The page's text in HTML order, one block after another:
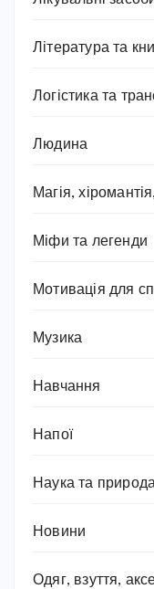
Література та
Логістика та
Людина
Магія,
Міфи та легенди
Мотивація для
Музика
Навчання
Напої
Наука та
Новини
Одяг, взуття,